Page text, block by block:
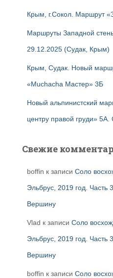
Крым, г.Сокол. Маршрут
Маршруты Западной
29.12.2025 (Судак, Крым)
Крым, Судак. Новый
«Muchacha Мастер» 3Б
Новый альпинистский
центру правой груди»
Свежие
boffin к записи Соло
Эльбрус, 2019 год. Часть
Вершину
Vlad к записи Соло
Эльбрус, 2019 год. Часть
Вершину
boffin к записи Соло